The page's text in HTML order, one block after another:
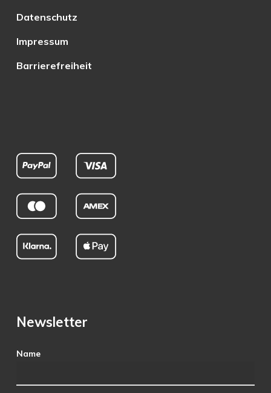
Datenschutz
Impressum
Barrierefreiheit
Newsletter
Name